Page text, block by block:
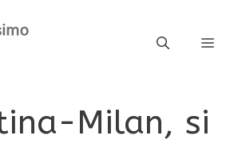
Milan, si